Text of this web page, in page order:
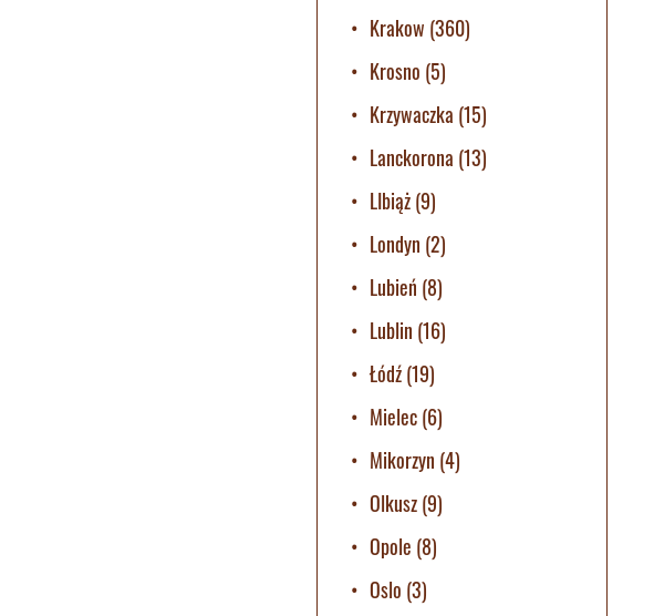
Krakow (360)
Krosno (5)
Krzywaczka (15)
Lanckorona (13)
LIbiąż(9)
Londyn (2)
Lubień (8)
Lublin (16)
Łódź(19)
Mielec(6)
Mikorzyn (4)
Olkusz(9)
Opole (8)
Oslo (3)